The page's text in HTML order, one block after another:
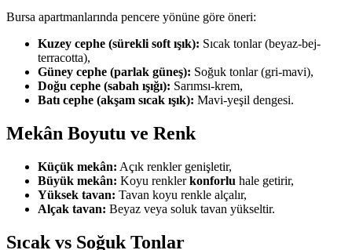
Bursa apartmanlarında pencere yönüne göre öneri:
Kuzey cephe (sürekli soft ışık): Sıcak tonlar (beyaz-bej-
terracotta),
Güney cephe (parlak güneş): Soğuk tonlar (gri-mavi),
Doğu cephe (sabah ışığı): Sarımsı-krem,
Batı cephe (akşam sıcak ışık): Mavi-yeşil dengesi.
Mekân Boyutu ve Renk
Küçük mekân: Açık renkler genişletir,
Büyük mekân: Koyu renklerkonforlu hale getirir,
Yüksek tavan: Tavan koyu renkle alçalır,
Alçak tavan: Beyaz veya soluk tavan yükseltir.
Sıcak vs Soğuk Tonlar